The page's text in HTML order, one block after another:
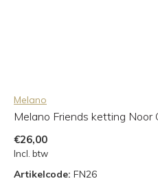
Melano
Melano Friends ketting Noor
€26,00
Incl. btw
Artikelcode: FN26